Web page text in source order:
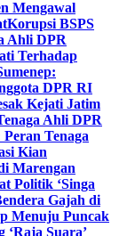
Mengawal
Korupsi BSPS
Ahli DPR
Terhadap
DPR RI
Kejati Jatim
Ahli DPR
Tenaga
Kian
Marengan
Politik ‘Singa
Gajah di
Menuju Puncak
‘Raja Suara’